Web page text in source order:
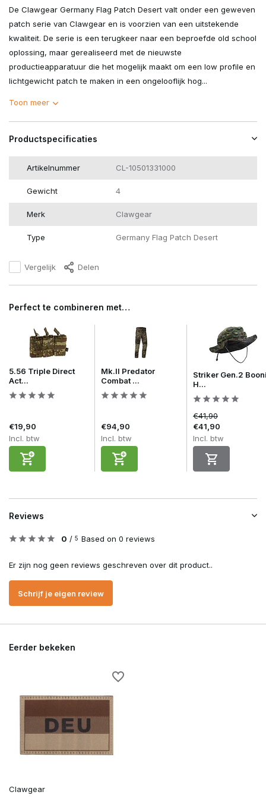
De Clawgear Germany Flag Patch Desert valt onder een geweven
patch serie van Clawgear en is voorzien van een uitstekende
kwaliteit. De serie is een terugkeer naar een beproefde old school
oplossing, maar gerealiseerd met de nieuwste
productieapparatuur die het mogelijk maakt om een low profile en
lichtgewicht patch te maken in een ongelooflijk hog...
Toon meer
Productspecificaties
Artikelnummer CL-10501331000
Gewicht 4
Merk Clawgear
Type Germany Flag Patch Desert
Vergelijk Delen
Perfect te combineren met…
5.56 Triple Direct
Act...
€19,90
Incl. btw
Mk.II Predator
Combat ...
€94,90
Incl. btw
Striker Gen.2
H...
€41,90
€41,90
Incl. btw
Reviews
0 / 5 Based on 0 reviews
Er zijn nog geen reviews geschreven over dit product..
Schrijf je eigen review
Eerder bekeken
Clawgear